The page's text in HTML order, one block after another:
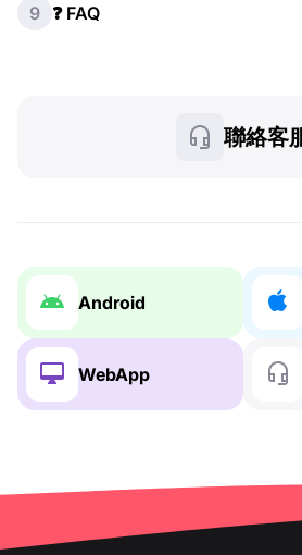
9 ❓ FAQ
聯絡客
Android
WebApp